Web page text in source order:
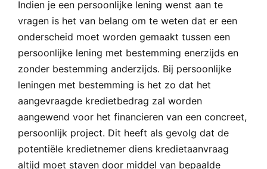
Indien je een persoonlijke lening wenst aan te
vragen is het van belang om te weten dat er een
onderscheid moet worden gemaakt tussen een
persoonlijke lening met bestemming enerzijds en
zonder bestemming anderzijds. Bij persoonlijke
leningen met bestemming is het zo dat het
aangevraagde kredietbedrag zal worden
aangewend voor het financieren van een concreet,
persoonlijk project. Dit heeft als gevolg dat de
potentiële kredietnemer diens kredietaanvraag
altijd moet staven door middel van bepaalde